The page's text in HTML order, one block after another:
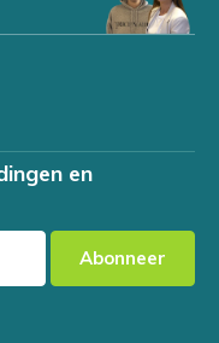
en
Abonneer